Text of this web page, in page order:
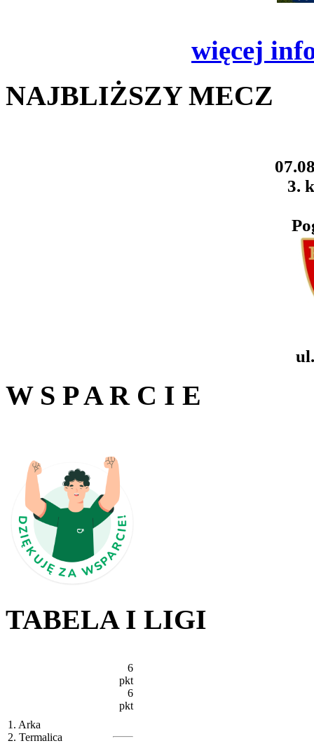
więcej
NAJBLIŻSZY MECZ
3.
W S P A R C I E
TABELA I LIGI
1. Arka
2. Termalica
6
pkt
6
pkt